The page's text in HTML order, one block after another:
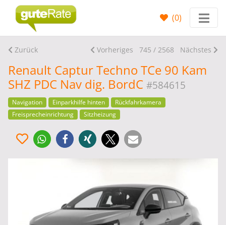
(0)
Zurück Vorheriges 745 / 2568 Nächstes
Renault Captur Techno TCe 90 Kam
SHZ PDC Nav dig. BordC #584615
Navigation Einparkhilfe hinten
Rückfahrkamera
Freisprecheinrichtung
Sitzheizung